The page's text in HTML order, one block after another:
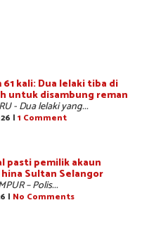
kali: Dua lelaki tiba di
untuk disambung reman
- Dua lelaki yang...
| 1 Comment
pasti pemilik akaun
Sultan Selangor
– Polis...
| No Comments